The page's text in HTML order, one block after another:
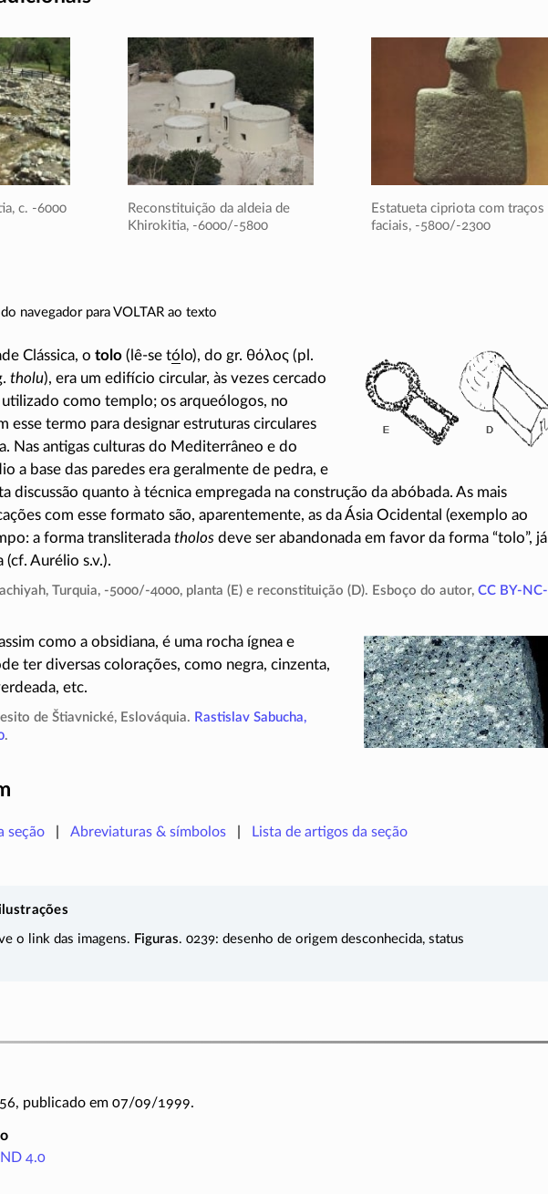
c. -6000
Reconstituição da aldeia de
Khirokitia, -6000/-5800
Estatueta cipriota com traços
faciais, -5800/-2300
navegador para VOLTAR ao texto
Clássica, o tolo( lê-setó lo), do gr. θόλος(pl.
tholu), era um edifício circular, às vezes cercado
utilizado como templo; os arqueólogos, no
esse termo para designar estruturas circulares
Nas antigas culturas do Mediterrâneo e do
a base das paredes era geralmente de pedra, e
discussão quanto à técnica empregada na construção da abóbada. As mais
com esse formato são, aparentemente, as da Ásia Ocidental (exemplo ao
a forma transliterada tholosdeve ser abandonada em favor da forma “tolo”, já
(cf. Aurélio s.v.).
Turquia, -5000/-4000, planta (E) e reconstituição (D). Esboço do autor,CC BY-NC-
como a obsidiana, é uma rocha ígnea e
ter diversas colorações, como negra, cinzenta,
, etc.
de Štiavnické, Eslováquia. Rastislav Sabucha,
.
seção Abreviaturas & símbolos Lista de artigos da seção
o link das imagens. Figuras. 0239: desenho de origem desconhecida, status
publicado em 07/09/1999.
4.0